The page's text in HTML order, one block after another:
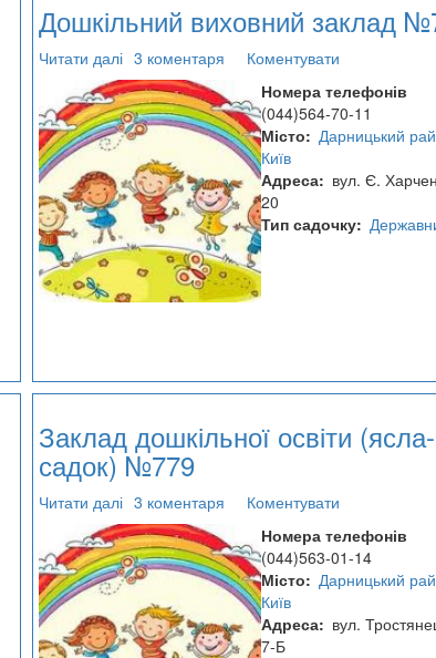
Дошкільний виховний заклад
Читати даліпро
Дошкільний
виховний
заклад
№790
3 коментаря
Коментувати
Номера телефонів
(044)564-70-11
Місто
Дарницький
Київ
Адреса
вул. Є.
20
Тип садочку
Заклад дошкільної освіти (ясла-
садок) №779
Читати даліпро
Заклад
дошкільної
освіти
(ясла-
садок)
№779
3 коментаря
Коментувати
Номера телефонів
(044)563-01-14
Місто
Дарницький
Київ
Адреса
вул.
7-Б